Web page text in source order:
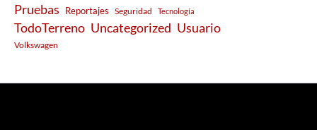
Pruebas Reportajes Seguridad Tecnología
TodoTerreno Uncategorized Usuario
Volkswagen